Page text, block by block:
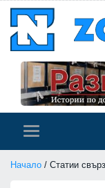
Начало / Статии